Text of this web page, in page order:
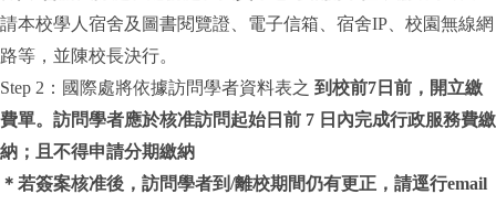
請本校學人宿舍及圖書閱覽證、電子信箱、宿舍IP、校園無線網
路等，並陳校長決行。
Step 2：國際處將依據訪問學者資料表之 到校前7日前，開立繳
費單。訪問學者應於核准訪問起始日前 7 日內完成行政服務費繳
納；且不得申請分期繳納
＊若簽案核准後，訪問學者到/離校期間仍有更正，請逕行email